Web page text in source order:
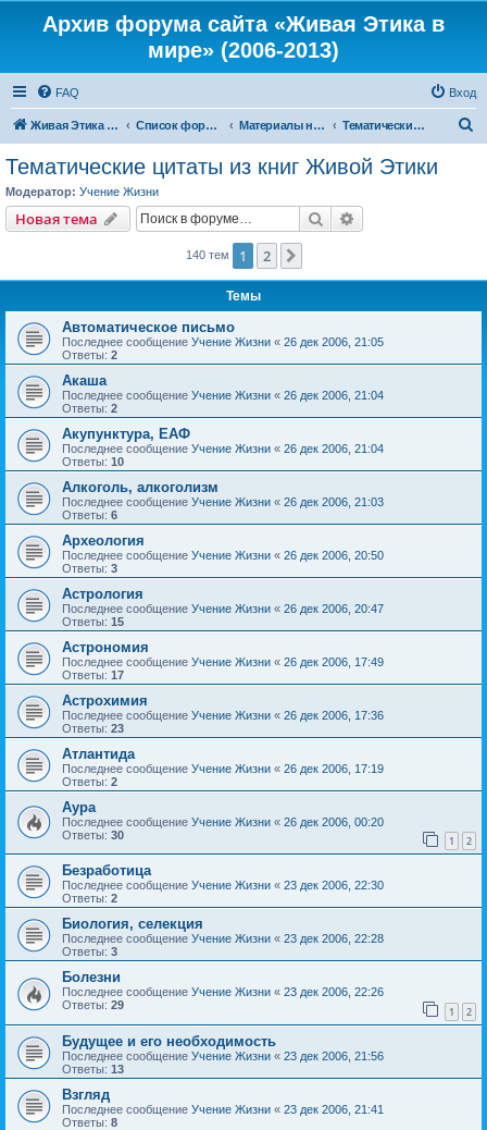
Архив форума сайта «Живая Этика в
мире» (2006-2013)
FAQ Вход
Живая Этика в мире Список форумов Материалы нашего портала Тематические цитаты из книг Живой Этики
Тематические цитаты из книг Живой Этики
Модератор: Учение Жизни
Новая тема Поиск
140 тем 1 2
Темы
Автоматическое письмо
Последнее сообщение Учение Жизни « 26 дек 2006, 21:05
Ответы: 2
Акаша
Последнее сообщение Учение Жизни « 26 дек 2006, 21:04
Ответы: 2
Акупунктура, ЕАФ
Последнее сообщение Учение Жизни « 26 дек 2006, 21:04
Ответы: 10
Алкоголь, алкоголизм
Последнее сообщение Учение Жизни « 26 дек 2006, 21:03
Ответы: 6
Археология
Последнее сообщение Учение Жизни « 26 дек 2006, 20:50
Ответы: 3
Астрология
Последнее сообщение Учение Жизни « 26 дек 2006, 20:47
Ответы: 15
Астрономия
Последнее сообщение Учение Жизни « 26 дек 2006, 17:49
Ответы: 17
Астрохимия
Последнее сообщение Учение Жизни « 26 дек 2006, 17:36
Ответы: 23
Атлантида
Последнее сообщение Учение Жизни « 26 дек 2006, 17:19
Ответы: 2
Аура
Последнее сообщение Учение Жизни « 26 дек 2006, 00:20
Ответы: 30 1 2
Безработица
Последнее сообщение Учение Жизни « 23 дек 2006, 22:30
Ответы: 2
Биология, селекция
Последнее сообщение Учение Жизни « 23 дек 2006, 22:28
Ответы: 3
Болезни
Последнее сообщение Учение Жизни « 23 дек 2006, 22:26
Ответы: 29 1 2
Будущее и его необходимость
Последнее сообщение Учение Жизни « 23 дек 2006, 21:56
Ответы: 13
Взгляд
Последнее сообщение Учение Жизни « 23 дек 2006, 21:41
Ответы: 8